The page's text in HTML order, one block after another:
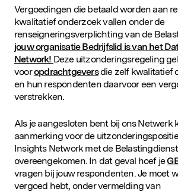
Vergoedingen die betaald worden aan
kwalitatief onderzoek vallen onder de
renseigneringsverplichting van de
jouw organisatie Bedrijfslid is van het
Network! Deze uitzonderingsregeling
vooropdrachtgeversdie zelf kwalitatief
en hun respondenten daarvoor een
verstrekken.
Als je aangesloten bent bij ons Netwerk
aanmerking voor de
Insights Network met de
overeengekomen. In dat geval hoef je
vragen bij jouw respondenten. Je moet
vergoed hebt, onder vermelding van